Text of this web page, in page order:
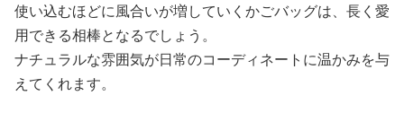
使い込むほどに風合いが増していくかごバッグは、長く愛
用できる相棒となるでしょう。
ナチュラルな雰囲気が日常のコーディネートに温かみを与
えてくれます。